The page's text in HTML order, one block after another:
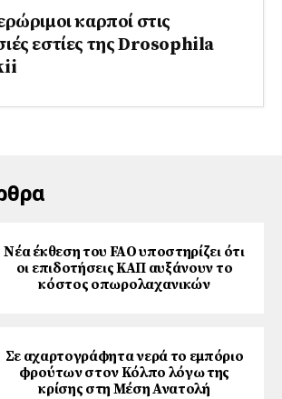
καρποί στις
εστίες της Drosophila
Νέα έκθεση του FAO υποστηρίζει ότι
οι επιδοτήσεις ΚΑΠ αυξάνουν το
κόστος οπωρολαχανικών
Σε αχαρτογράφητα νερά το εμπόριο
φρούτων στον Κόλπο λόγω της
κρίσης στη Μέση Ανατολή